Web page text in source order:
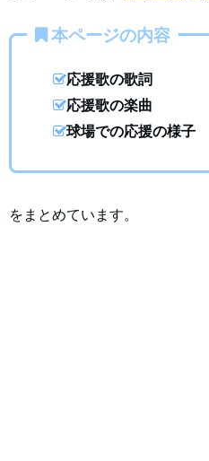
本ページの内容
応援歌の歌詞
応援歌の楽曲
球場での応援の様子
をまとめています。